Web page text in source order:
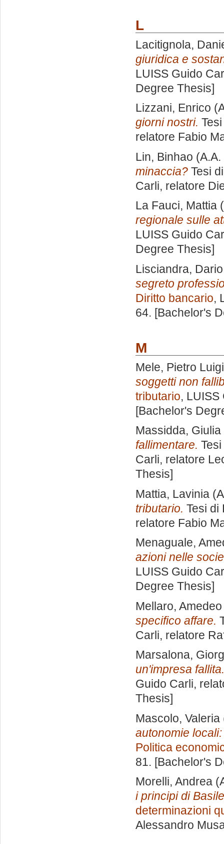
L
Lacitignola,
giuridica e
LUISS Guido
Degree Thesis]
Lizzani, Enrico
giorni nostri.
relatore Fabio
Lin, Binhao
minaccia? Tesi
Carli, relatore
La Fauci, Mattia
regionale sulle
LUISS Guido
Degree Thesis]
Lisciandra, Dario
segreto
Diritto bancario,
64. [Bachelor's
M
Mele, Pietro Luigi
soggetti non
tributario,
[Bachelor's
Massidda, Giulia
fallimentare.
Carli, relatore
Thesis]
Mattia, Lavinia
tributario. Tesi
relatore Fabio
Menaguale,
azioni nelle
LUISS Guido
Degree Thesis]
Mellaro, Amedeo
specifico affare.
Carli, relatore
Marsalona,
un'impresa fallita.
Guido Carli,
Thesis]
Mascolo, Valeria
autonomie
Politica
81. [Bachelor's
Morelli, Andrea
i principi di
determinazioni
Alessandro